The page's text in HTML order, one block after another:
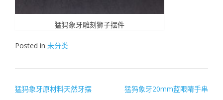
猛犸象牙雕刻狮子摆件
Posted in 未分类
文
猛犸象牙原材料天然牙摆 猛犸象牙20mm蓝眼睛手串